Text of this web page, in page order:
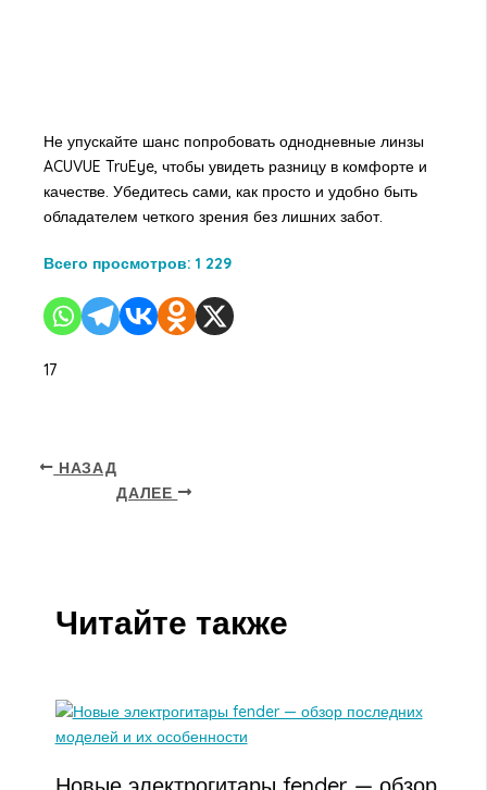
Не упускайте шанс попробовать однодневные линзы
ACUVUE TruEye, чтобы увидеть разницу в комфорте и
качестве. Убедитесь сами, как просто и удобно быть
обладателем четкого зрения без лишних забот.
Всего просмотров: 1 229
17
НАЗАД
ДАЛЕЕ
Читайте также